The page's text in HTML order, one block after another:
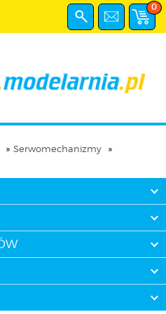
0
Serwomechanizmy